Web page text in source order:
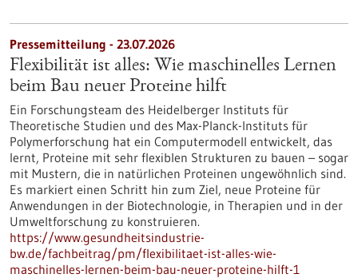
Pressemitteilung - 23.07.2026
Flexibilität ist alles: Wie maschinelles Lernen
beim Bau neuer Proteine hilft
Ein Forschungsteam des Heidelberger Instituts für
Theoretische Studien und des Max-Planck-Instituts für
Polymerforschung hat ein Computermodell entwickelt, das
lernt, Proteine mit sehr flexiblen Strukturen zu bauen – sogar
mit Mustern, die in natürlichen Proteinen ungewöhnlich sind.
Es markiert einen Schritt hin zum Ziel, neue Proteine für
Anwendungen in der Biotechnologie, in Therapien und in der
Umweltforschung zu konstruieren.
https://www.gesundheitsindustrie-
bw.de/fachbeitrag/pm/flexibilitaet-ist-alles-wie-
maschinelles-lernen-beim-bau-neuer-proteine-hilft-1